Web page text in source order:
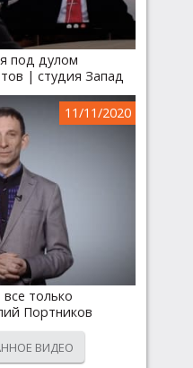
под дулом
| студия Запад
11/11/2020
только
Портников
ВИДЕО